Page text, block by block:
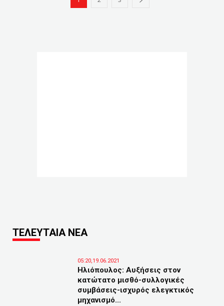
ΤΕΛΕΥΤΑΙΑ ΝΕΑ
05:20,19.06.2021
Ηλιόπουλος: Αυξήσεις στον
κατώτατο μισθό-συλλογικές
συμβάσεις-ισχυρός ελεγκτικός
μηχανισμό...